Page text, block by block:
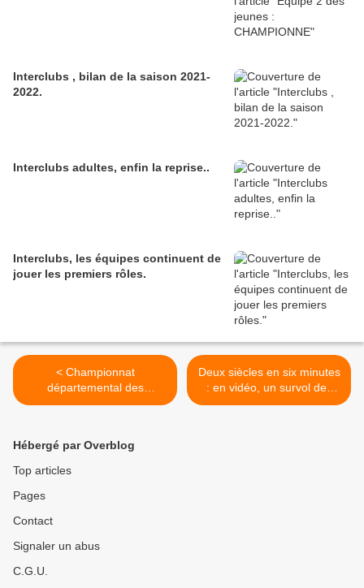
Interclubs , bilan de la saison 2021-
2022.
Interclubs adultes, enfin la reprise..
Interclubs, les équipes continuent de
jouer les premiers rôles.
< Championnat
départemental des
Poussins et Petits-Poussins
Deux siècles en six minutes
: en vidéo, un survol des
meilleurs joueurs d'échecs
Hébergé par Overblog
Top articles
Pages
Contact
Signaler un abus
C.G.U.